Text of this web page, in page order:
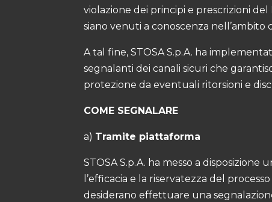
violazione dei principi e prescrizioni
siano venuti a conoscenza
A tal fine, STOSA S.p.A. ha
segnalanti dei canali sicuri che
protezione da eventuali ritorsioni e
COME SEGNALARE
a) Tramite piattaforma
STOSA S.p.A. ha messo a
l’efficacia e la riservatezza del
desiderano effettuare una